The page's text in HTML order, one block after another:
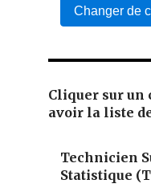
Changer de
Cliquer sur un
avoir la liste
Technicien
Statistique